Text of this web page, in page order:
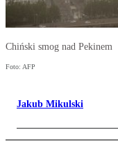
Chiński smog nad Pekinem
Foto: AFP
Jakub Mikulski